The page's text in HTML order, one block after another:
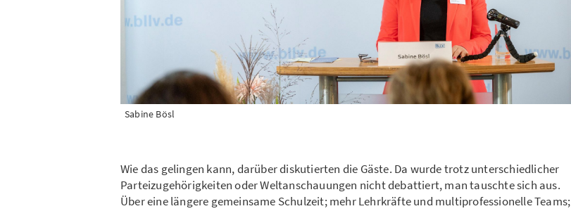
Sabine Bösl
Wie das gelingen kann, darüber diskutierten die Gäste. Da wurde trotz unterschiedlicher
Parteizugehörigkeiten oder Weltanschauungen nicht debattiert, man tauschte sich aus.
Über eine längere gemeinsame Schulzeit; mehr Lehrkräfte und multiprofessionelle Teams;